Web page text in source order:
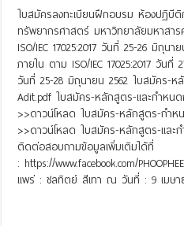
ใบสมัครลงทะเบียนฝึกอบรม ห้องปฏิบี
ทรัพยากรศาสตร์ มหาวิทยาลัยมหาสา
ISO/IEC 17025:2017 วันที่ 25-26 มิถุ
ภายใน ตาม ISO/IEC 17025:2017 วัน
วันที่ 25-28 มิถุนายน 2562 ใบสมัคร-ห
Adit.pdf ใบสมัคร-หลักสูตร-และกำหนด
>>ดาวน์โหลด ใบสมัคร-หลักสูตร-กำห
>>ดาวน์โหลด ใบสมัคร-หลักสูตร-และ
ติดต่อสอบถามข้อมูลเพิ่มเติมได้ที่
: https://www.facebook.com/
แพร่ : ชลทิตย์ สีเทา ณ วันที่ : 9 เมษา